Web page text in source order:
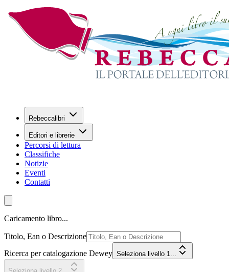
Rebeccalibri
Editori e librerie
Percorsi di lettura
Classifiche
Notizie
Eventi
Contatti
Caricamento libro...
Titolo, Ean o Descrizione
Ricerca per catalogazione Dewey Seleziona livello 1...